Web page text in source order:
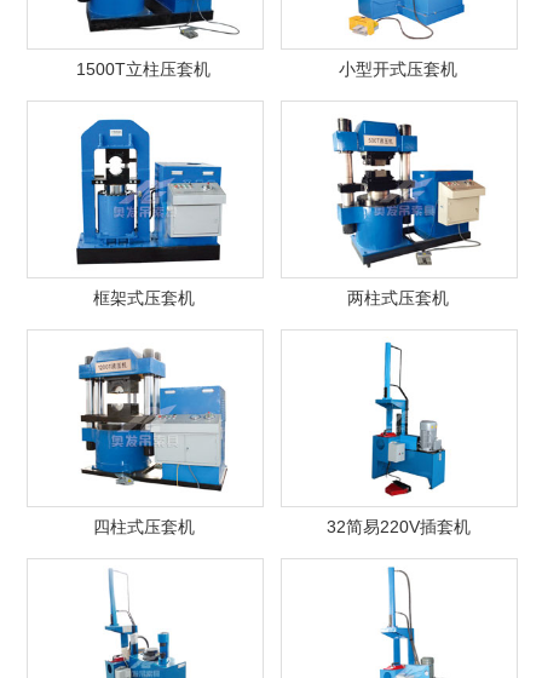
1500T立柱压套机 小型开式压套机
框架式压套机 两柱式压套机
四柱式压套机 32简易220V插套机